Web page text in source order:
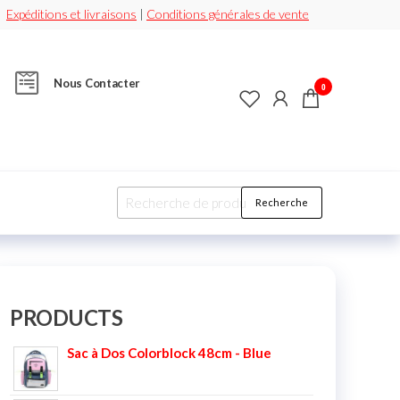
Expéditions et livraisons | Conditions générales de vente
Nous Contacter 0
Recherche
PRODUCTS
Sac à Dos Colorblock 48cm - Blue